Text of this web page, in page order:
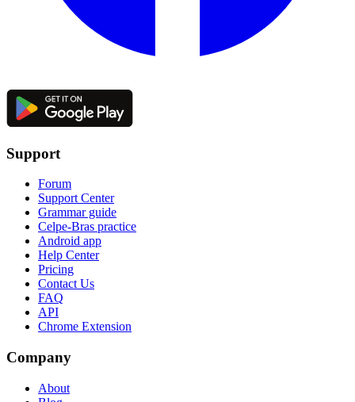
Support
Forum
Support Center
Grammar guide
Celpe-Bras practice
Android app
Help Center
Pricing
Contact Us
FAQ
API
Chrome Extension
Company
About